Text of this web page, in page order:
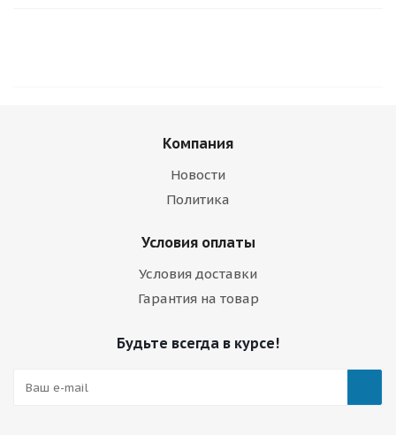
Компания
Новости
Политика
Условия оплаты
Условия доставки
Гарантия на товар
Будьте всегда в курсе!